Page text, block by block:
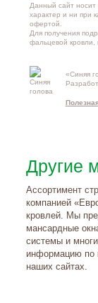
Данный сайт
характер и ни при
офертой.
Для получения
фальцевой кровли
«Синяя
Другие
Ассортимент
компанией
кровлей. Мы
мансардные
системы и
информацию по
наших сайтах.